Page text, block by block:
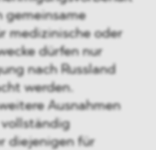
gemeinsame
medizinische oder
dürfen nur
nach Russland
werden.
Ausnahmen
diejenigen für